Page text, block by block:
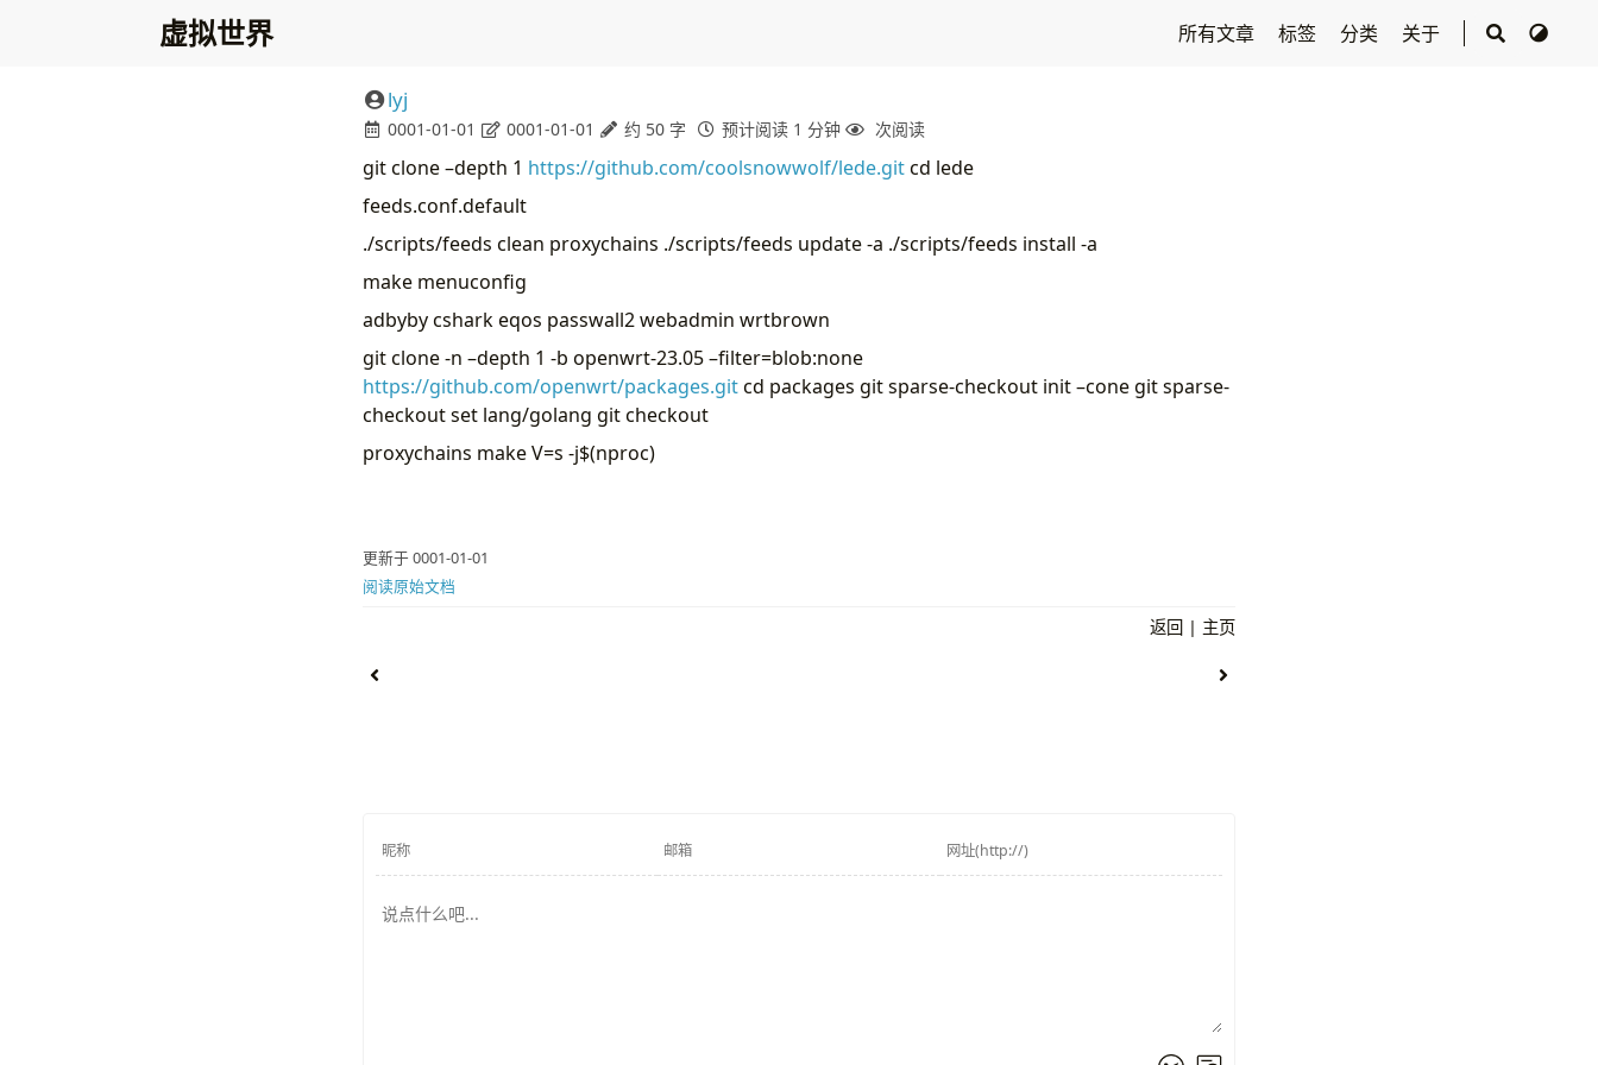
虚拟世界 所有文章 标签 分类 关于
lyj
0001-01-01 0001-01-01 约 50 字 预计阅读 1 分钟 次阅读
git clone –depth 1 https://github.com/coolsnowwolf/lede.gitcd lede
feeds.conf.default
./scripts/feeds clean proxychains ./scripts/feeds update -a ./scripts/feeds install -a
make menuconfig
adbyby cshark eqos passwall2 webadmin wrtbrown
git clone -n –depth 1 -b openwrt-23.05 –filter=blob:none
https://github.com/openwrt/packages.gitcd packages git sparse-checkout init –cone git sparse-
checkout set lang/golang git checkout
proxychains make V=s -j$(nproc)
更新于 0001-01-01
阅读原始文档
返回 | 主页